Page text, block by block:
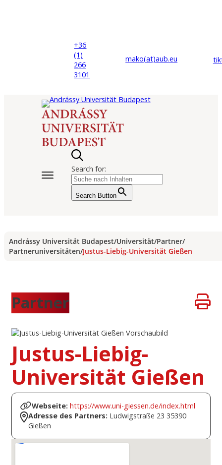
+36
(1)
266
3101
mako(at)aub.eu
Search for:
Search Button
Andrássy Universität Budapest/Universität/Partner/
Partneruniversitäten/Justus-Liebig-Universität Gießen
Partner
Justus-Liebig-
Universität Gießen
Webseite: https://www.uni-giessen.de/index.html
Adresse des Partners: Ludwigstraße 23 35390
Gießen